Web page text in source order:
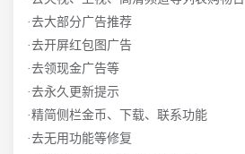
·去大部分广告推荐
·去开屏红包图广告
·去领现金广告等
·去永久更新提示
·精简侧栏金币、下载、联系功能
·去无用功能等修复